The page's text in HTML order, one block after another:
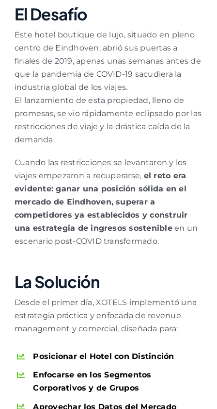
El Desafío
Este hotel boutique de lujo, situado en pleno
centro de Eindhoven, abrió sus puertas a
finales de 2019, apenas unas semanas antes de
que la pandemia de COVID-19 sacudiera la
industria global de los viajes.
El lanzamiento de esta propiedad, lleno de
promesas, se vio rápidamente eclipsado por las
restricciones de viaje y la drástica caída de la
demanda.
Cuando las restricciones se levantaron y los
viajes empezaron a recuperarse, el reto era
evidente: ganar una posición sólida en el
mercado de Eindhoven, superar a
competidores ya establecidos y construir
una estrategia de ingresos sostenibleen un
escenario post-COVID transformado.
La Solución
Desde el primer día, XOTELS implementó una
estrategia práctica y enfocada de revenue
management y comercial, diseñada para:
Posicionar el Hotel con Distinción
Enfocarse en los Segmentos
Corporativos y de Grupos
Aprovechar los Datos del Mercado